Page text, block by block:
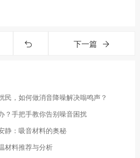
下一篇
民，如何做消音降噪解决嗡鸣声？
？手把手教你告别噪音困扰
静：吸音材料的奥秘
材料推荐与分析